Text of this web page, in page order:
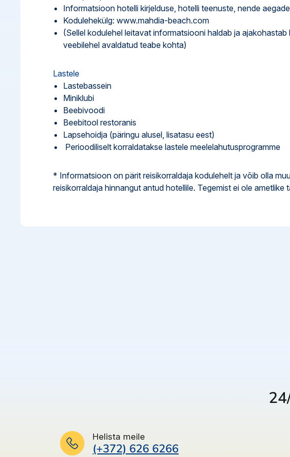
Informatsioon hotelli kirjelduse, hotelli teenuste, nende
Kodulehekülg: www.mahdia-beach.com
(Sellel kodulehel leitavat informatsiooni haldab ja
veebilehel avaldatud teabe kohta)
Lastele
Lastebassein
Miniklubi
Beebivoodi
Beebitool restoranis
Lapsehoidja (päringu alusel, lisatasu eest)
Perioodiliselt korraldatakse lastele meelelahutusprogramme
* Informatsioon on pärit reisikorraldaja kodulehelt ja võib olla
reisikorraldaja hinnangut antud hotellile. Tegemist ei ole ametlike
Helista meile
(+372) 626 6266